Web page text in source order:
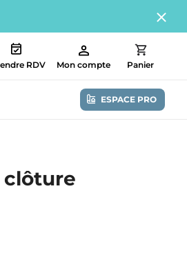
RDV Mon compte Panier
ESPACE PRO
clôture